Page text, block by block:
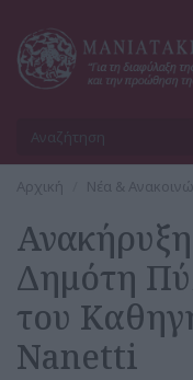
Αρχική Νέα &
Ανακήρυξη
Δημότη
του
Nanetti